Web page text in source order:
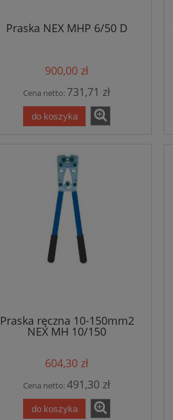
Praska NEX MHP 6/50 D
900,00 zł
Cena netto: 731,71 zł
do koszyka
Praska ręczna 10-150mm2
NEX MH 10/150
604,30 zł
Cena netto:491,30 zł
do koszyka